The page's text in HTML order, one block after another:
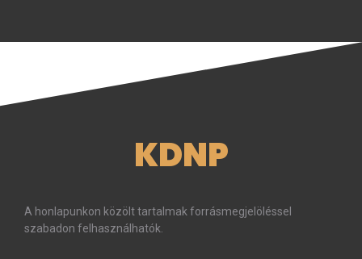
KDNP
A honlapunkon közölt tartalmak forrásmegjelöléssel
szabadon felhasználhatók.